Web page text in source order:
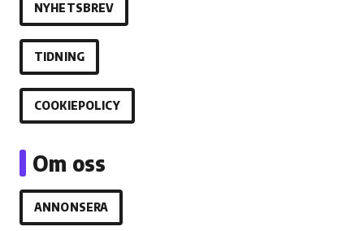
NYHETSBREV
TIDNING
COOKIEPOLICY
Om oss
ANNONSERA